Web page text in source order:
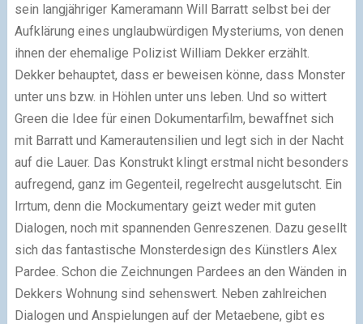
sein langjähriger Kameramann Will Barratt selbst bei der
Aufklärung eines unglaubwürdigen Mysteriums, von denen
ihnen der ehemalige Polizist William Dekker erzählt.
Dekker behauptet, dass er beweisen könne, dass Monster
unter uns bzw. in Höhlen unter uns leben. Und so wittert
Green die Idee für einen Dokumentarfilm, bewaffnet sich
mit Barratt und Kamerautensilien und legt sich in der Nacht
auf die Lauer. Das Konstrukt klingt erstmal nicht besonders
aufregend, ganz im Gegenteil, regelrecht ausgelutscht. Ein
Irrtum, denn die Mockumentary geizt weder mit guten
Dialogen, noch mit spannenden Genreszenen. Dazu gesellt
sich das fantastische Monsterdesign des Künstlers Alex
Pardee. Schon die Zeichnungen Pardees an den Wänden in
Dekkers Wohnung sind sehenswert. Neben zahlreichen
Dialogen und Anspielungen auf der Metaebene, gibt es